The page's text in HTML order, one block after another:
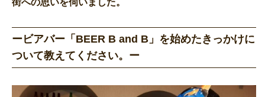
ービアバー「BEER B and B」を始めたきっかけに
ついて教えてください。ー